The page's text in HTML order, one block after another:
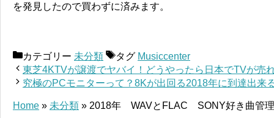
を発見したので買わずに済みます。
カテゴリー 未分類 タグ Musiccenter
東芝4KTVが譲渡でヤバイ！どうやったら日本でTVが売
究極のPCモニターって？8Kが出回る2018年に到達出来
Home » 未分類 » 2018年 WAVとFLAC SONY好き曲管